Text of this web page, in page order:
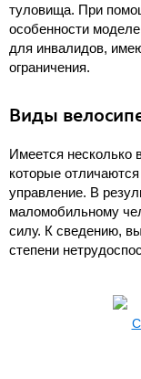
туловища. При
особенности
для инвалидов,
ограничения.
Виды
Имеется несколько
которые
управление. В
маломобильному
силу. К сведению,
степени